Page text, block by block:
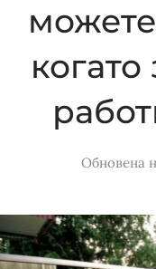
Обновена